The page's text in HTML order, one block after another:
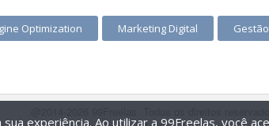
Optimization Marketing Digital
experiência. Ao utilizar a 99Freelas, você